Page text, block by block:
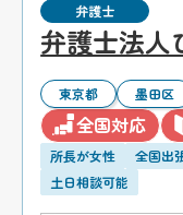
弁護士
弁護士法人
東京都 墨田区
全国対応
所長が女性 全国出
土日相談可能